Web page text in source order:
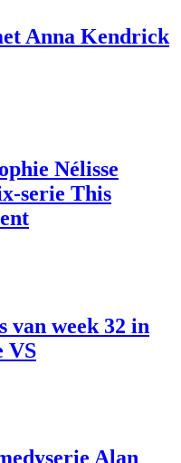
Anna Kendrick
Nélisse
serie This
van week 32 in
VS
Alan